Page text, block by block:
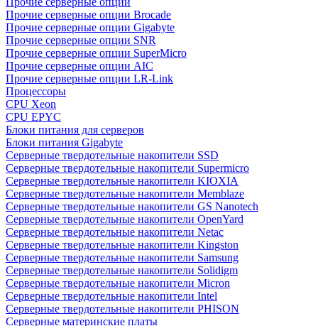
Прочие серверные опции Brocade
Прочие серверные опции Gigabyte
Прочие серверные опции SNR
Прочие серверные опции SuperMicro
Прочие серверные опции AIC
Прочие серверные опции LR-Link
Процессоры
CPU Xeon
CPU EPYC
Блоки питания для серверов
Блоки питания Gigabyte
Серверные твердотельные накопители SSD
Cерверные твердотельные накопители Supermicro
Cерверные твердотельные накопители KIOXIA
Cерверные твердотельные накопители Memblaze
Cерверные твердотельные накопители GS Nanotech
Серверные твердотельные накопители OpenYard
Серверные твердотельные накопители Netac
Cерверные твердотельные накопители Kingston
Cерверные твердотельные накопители Samsung
Cерверные твердотельные накопители Solidigm
Cерверные твердотельные накопители Micron
Cерверные твердотельные накопители Intel
Cерверные твердотельные накопители PHISON
Серверные материнские платы